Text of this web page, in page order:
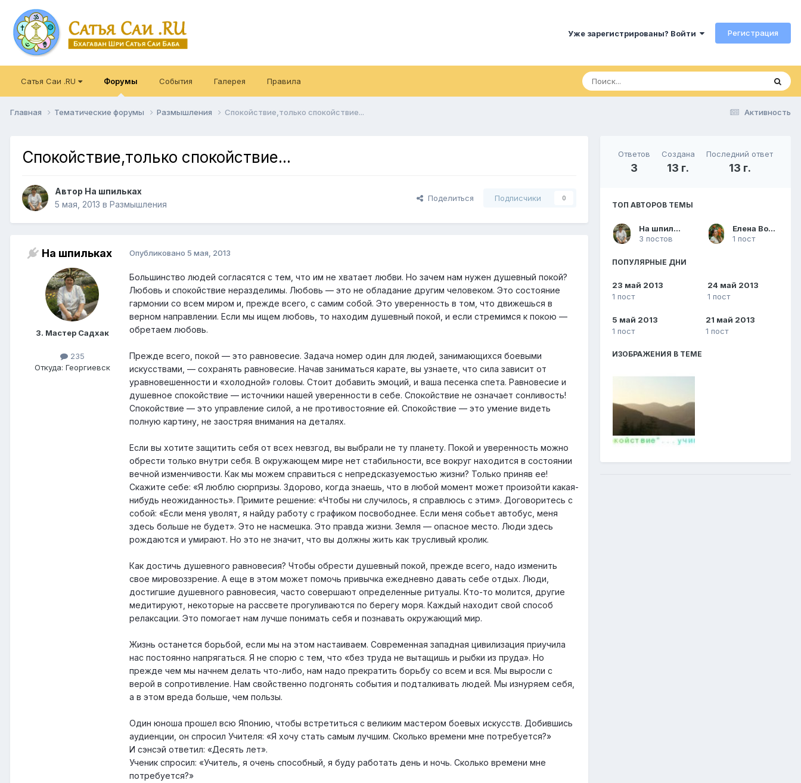
Уже зарегистрированы? Войти Регистрация
Сатья Саи .RU Форумы События Галерея Правила
Активность
Главная Тематические форумы Размышления Спокойствие,только спокойствие...
Спокойствие,только спокойствие...
Автор На шпильках
5 мая, 2013 в Размышления
Поделиться Подписчики 0
На шпильках
3. Мастер Садхак
235
Откуда: Георгиевск
Опубликовано 5 мая, 2013
Большинство людей согласятся с тем, что им не хватает любви. Но зачем нам нужен душевный покой?
Любовь и спокойствие неразделимы. Любовь — это не обладание другим человеком. Это состояние
гармонии со всем миром и, прежде всего, с самим собой. Это уверенность в том, что движешься в
верном направлении. Если мы ищем любовь, то находим душевный покой, и если стремимся к покою —
обретаем любовь.
Прежде всего, покой — это равновесие. Задача номер один для людей, занимающихся боевыми
искусствами, — сохранять равновесие. Начав заниматься карате, вы узнаете, что сила зависит от
уравновешенности и «холодной» головы. Стоит добавить эмоций, и ваша песенка спета. Равновесие и
душевное спокойствие — источники нашей уверенности в себе. Спокойствие не означает сонливость!
Спокойствие — это управление силой, а не противостояние ей. Спокойствие — это умение видеть
полную картину, не заостряя внимания на деталях.
Если вы хотите защитить себя от всех невзгод, вы выбрали не ту планету. Покой и уверенность можно
обрести только внутри себя. В окружающем мире нет стабильности, все вокруг находится в состоянии
вечной изменчивости. Как мы можем справиться с непредсказуемостью жизни? Только приняв ее!
Скажите себе: «Я люблю сюрпризы. Здорово, когда знаешь, что в любой момент может произойти какая-
нибудь неожиданность». Примите решение: «Чтобы ни случилось, я справлюсь с этим». Договоритесь с
собой: «Если меня уволят, я найду работу с графиком посвободнее. Если меня собьет автобус, меня
здесь больше не будет». Это не насмешка. Это правда жизни. Земля — опасное место. Люди здесь
рождаются и умирают. Но это не значит, что вы должны жить как трусливый кролик.
Как достичь душевного равновесия? Чтобы обрести душевный покой, прежде всего, надо изменить
свое мировоззрение. А еще в этом может помочь привычка ежедневно давать себе отдых. Люди,
достигшие душевного равновесия, часто совершают определенные ритуалы. Кто-то молится, другие
медитируют, некоторые на рассвете прогуливаются по берегу моря. Каждый находит свой способ
релаксации. Это помогает нам лучше понимать себя и познавать окружающий мир.
Жизнь останется борьбой, если мы на этом настаиваем. Современная западная цивилизация приучила
нас постоянно напрягаться. Я не спорю с тем, что «без труда не вытащишь и рыбки из пруда». Но
прежде чем мы начнем делать что-либо, нам надо прекратить борьбу со всем и вся. Мы выросли с
верой в сопротивление. Нам свойственно подгонять события и подталкивать людей. Мы изнуряем себя,
а в этом вреда больше, чем пользы.
Один юноша прошел всю Японию, чтобы встретиться с великим мастером боевых искусств. Добившись
аудиенции, он спросил Учителя: «Я хочу стать самым лучшим. Сколько времени мне потребуется?»
И сэнсэй ответил: «Десять лет».
Ученик спросил: «Учитель, я очень способный, я буду работать день и ночь. Сколько времени мне
потребуется?»
Ответов
3
Создана
13 г.
Последний ответ
13 г.
ТОП АВТОРОВ ТЕМЫ
На шпильках
3 постов
Елена Волкова
1 пост
ПОПУЛЯРНЫЕ ДНИ
23 май 2013
1 пост
24 май 2013
1 пост
5 май 2013
1 пост
21 май 2013
1 пост
ИЗОБРАЖЕНИЯ В ТЕМЕ